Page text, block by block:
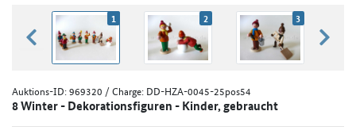
zurück blättern
1 2 3
Auktions-ID:969320 / Charge: DD-HZA-0045-25pos54
8 Winter - Dekorationsfiguren - Kinder, gebraucht